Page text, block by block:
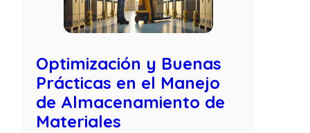
Optimización y Buenas
Prácticas en el Manejo
de Almacenamiento de
Materiales